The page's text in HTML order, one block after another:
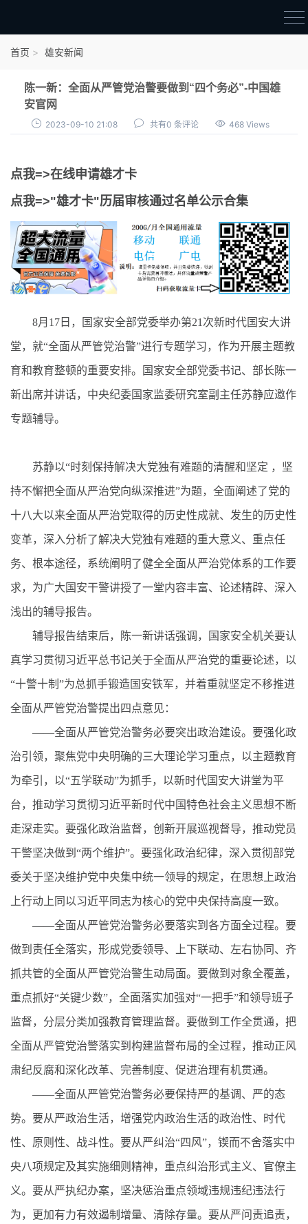
审核通过公示
首页 雄安新闻
陈一新：全面从严管党治警要做到“四个务必”-中国雄
安官网
2023-09-10 21:08 共有0 条评论 468 Views
点我=>在线申请雄才卡
点我=>"雄才卡"历届审核通过名单公示合集
8月17日，国家安全部党委举办第21次新时代国安大讲
堂，就“全面从严管党治警”进行专题学习，作为开展主题教
育和教育整顿的重要安排。国家安全部党委书记、部长陈一
新出席并讲话，中央纪委国家监委研究室副主任苏静应邀作
专题辅导。
苏静以“时刻保持解决大党独有难题的清醒和坚定 ，坚
持不懈把全面从严治党向纵深推进”为题，全面阐述了党的
十八大以来全面从严治党取得的历史性成就、发生的历史性
变革，深入分析了解决大党独有难题的重大意义、重点任
务、根本途径，系统阐明了健全全面从严治党体系的工作要
求，为广大国安干警讲授了一堂内容丰富、论述精辟、深入
浅出的辅导报告。
辅导报告结束后，陈一新讲话强调，国家安全机关要认
真学习贯彻习近平总书记关于全面从严治党的重要论述，以
“十警十制”为总抓手锻造国安铁军，并着重就坚定不移推进
全面从严管党治警提出四点意见：
——全面从严管党治警务必要突出政治建设。要强化政
治引领，聚焦党中央明确的三大理论学习重点，以主题教育
为牵引，以“五学联动”为抓手，以新时代国安大讲堂为平
台，推动学习贯彻习近平新时代中国特色社会主义思想不断
走深走实。要强化政治监督，创新开展巡视督导，推动党员
干警坚决做到“两个维护”。要强化政治纪律，深入贯彻部党
委关于坚决维护党中央集中统一领导的规定，在思想上政治
上行动上同以习近平同志为核心的党中央保持高度一致。
——全面从严管党治警务必要落实到各方面全过程。要
做到责任全落实，形成党委领导、上下联动、左右协同、齐
抓共管的全面从严管党治警生动局面。要做到对象全覆盖，
重点抓好“关键少数”，全面落实加强对“一把手”和领导班子
监督，分层分类加强教育管理监督。要做到工作全贯通，把
全面从严管党治警落实到构建监督布局的全过程，推动正风
肃纪反腐和深化改革、完善制度、促进治理有机贯通。
——全面从严管党治警务必要保持严的基调、严的态
势。要从严政治生活，增强党内政治生活的政治性、时代
性、原则性、战斗性。要从严纠治“四风”，锲而不舍落实中
央八项规定及其实施细则精神，重点纠治形式主义、官僚主
义。要从严执纪办案，坚决惩治重点领域违规违纪违法行
为，更加有力有效遏制增量、清除存量。要从严问责追责，